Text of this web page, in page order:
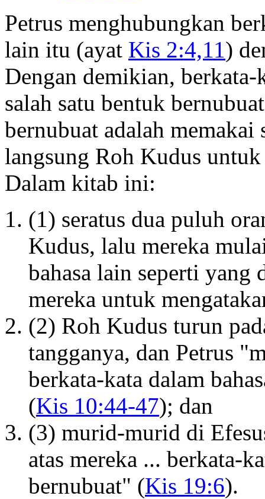
Petrus menghubungkan
lain itu (ayat Kis 2:4,11)
Dengan demikian, berkata-
salah satu bentuk
bernubuat adalah memakai
langsung Roh Kudus
Dalam kitab ini:
(1) seratus dua puluh
Kudus, lalu mereka
bahasa lain seperti
mereka untuk
(2) Roh Kudus turun
tangganya, dan Petrus
berkata-kata dalam
(Kis 10:44-47); dan
(3) murid-murid di
atas mereka ... berkata-
bernubuat" (Kis 19:6).